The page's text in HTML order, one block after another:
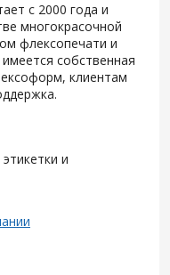
с 2000 года и
многокрасочной
флексопечати и
собственная
клиентам
и